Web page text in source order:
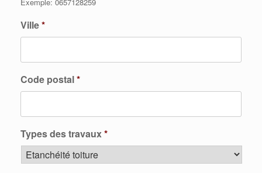
Ville*
Code postal*
Types des travaux*